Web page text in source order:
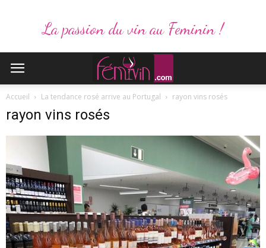
La passion du vin au Feminin !
Accueil La tendance rosé arrive au Portugal rayon vins rosés
rayon vins rosés